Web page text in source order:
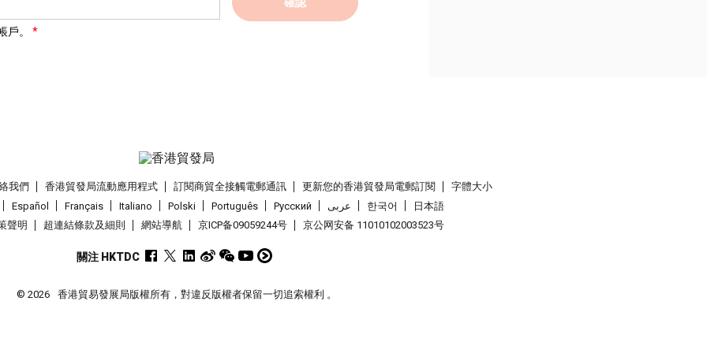
。
我們 香港貿發局流動應用程式 訂閱商貿全接觸電郵通訊 更新您的香港貿發局電郵訂閱
字體大小
Español
Français Italiano Polski Português Pусский عربى 한국어
日本語
聲明
超連結條款及細則 網站導航 京ICP备09059244号 京公网安备 11010102003523号
關注 HKTDC
© 2026 香港貿易發展局版權所有，對違反版權者保留一切追索權利 。